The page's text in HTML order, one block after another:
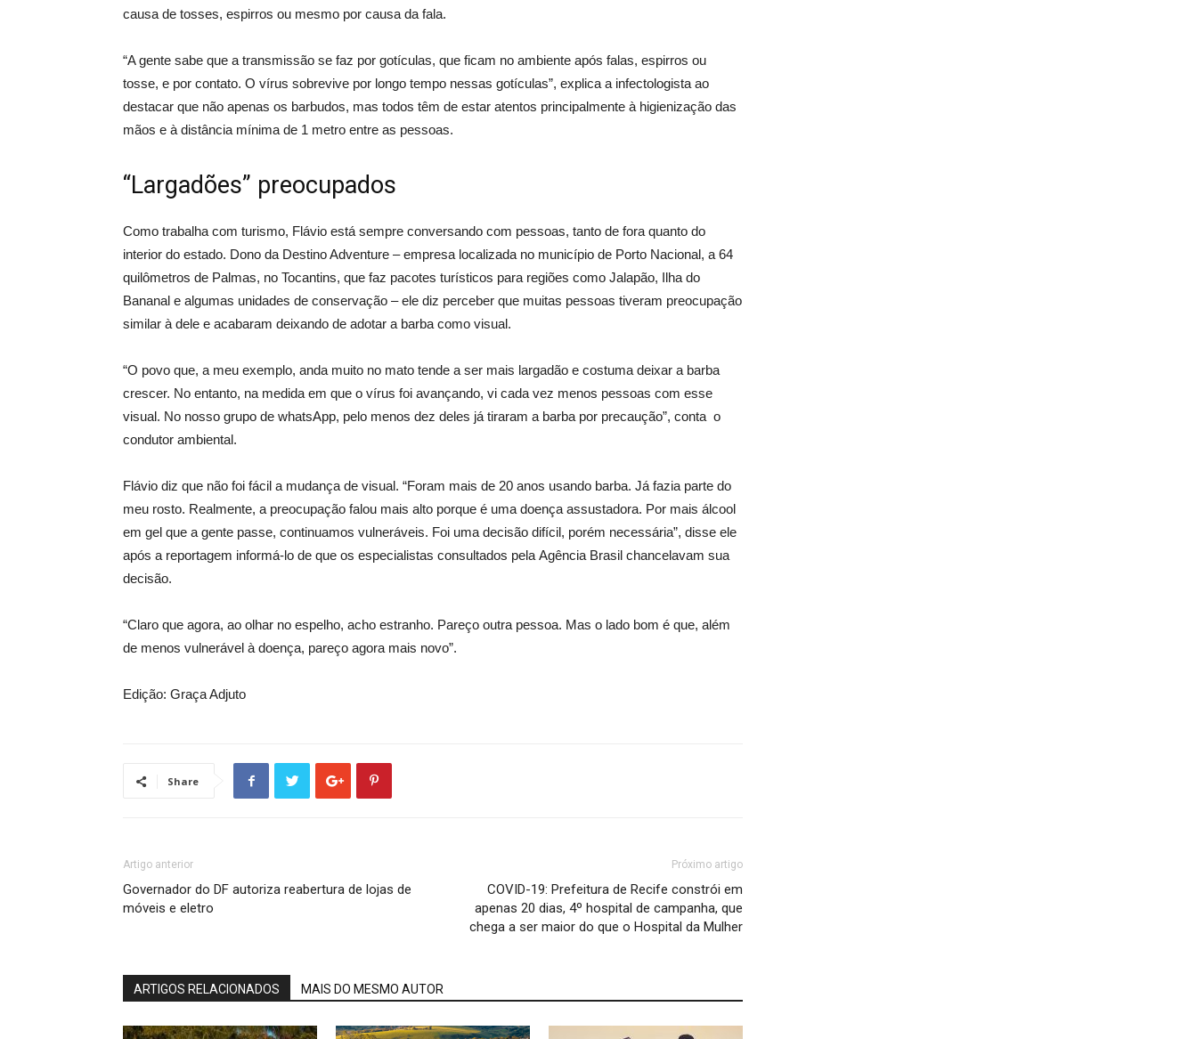
causa de tosses, espirros ou mesmo por causa da fala.
“A gente sabe que a transmissão se faz por gotículas, que ficam no ambiente após falas, espirros ou
tosse, e por contato. O vírus sobrevive por longo tempo nessas gotículas”, explica a infectologista ao
destacar que não apenas os barbudos, mas todos têm de estar atentos principalmente à higienização das
mãos e à distância mínima de 1 metro entre as pessoas.
“Largadões” preocupados
Como trabalha com turismo, Flávio está sempre conversando com pessoas, tanto de fora quanto do
interior do estado. Dono da Destino Adventure – empresa localizada no município de Porto Nacional, a 64
quilômetros de Palmas, no Tocantins, que faz pacotes turísticos para regiões como Jalapão, Ilha do
Bananal e algumas unidades de conservação – ele diz perceber que muitas pessoas tiveram preocupação
similar à dele e acabaram deixando de adotar a barba como visual.
“O povo que, a meu exemplo, anda muito no mato tende a ser mais largadão e costuma deixar a barba
crescer. No entanto, na medida em que o vírus foi avançando, vi cada vez menos pessoas com esse
visual. No nosso grupo de whatsApp, pelo menos dez deles já tiraram a barba por precaução”, conta o
condutor ambiental.
Flávio diz que não foi fácil a mudança de visual. “Foram mais de 20 anos usando barba. Já fazia parte do
meu rosto. Realmente, a preocupação falou mais alto porque é uma doença assustadora. Por mais álcool
em gel que a gente passe, continuamos vulneráveis. Foi uma decisão difícil, porém necessária”, disse ele
após a reportagem informá-lo de que os especialistas consultados pela Agência Brasil chancelavam sua
decisão.
“Claro que agora, ao olhar no espelho, acho estranho. Pareço outra pessoa. Mas o lado bom é que, além
de menos vulnerável à doença, pareço agora mais novo”.
Edição: Graça Adjuto
Share
Artigo anterior
Governador do DF autoriza reabertura de lojas de
móveis e eletro
Próximo artigo
COVID-19: Prefeitura de Recife constrói em
apenas 20 dias, 4º hospital de campanha, que
chega a ser maior do que o Hospital da Mulher
ARTIGOS RELACIONADOS MAIS DO MESMO AUTOR